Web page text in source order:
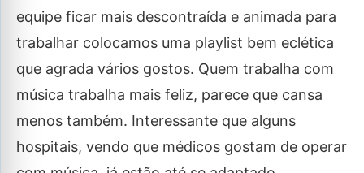
equipe ficar mais descontraída e animada para
trabalhar colocamos uma playlist bem eclética
que agrada vários gostos. Quem trabalha com
música trabalha mais feliz, parece que cansa
menos também. Interessante que alguns
hospitais, vendo que médicos gostam de operar